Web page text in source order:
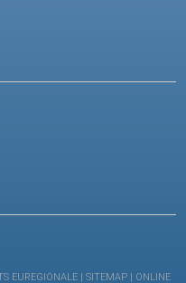
EUREGIONALE | SITEMAP| ONLINE